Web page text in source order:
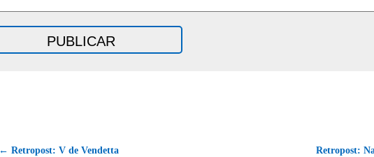
← Retropost: V de Vendetta Retropost: